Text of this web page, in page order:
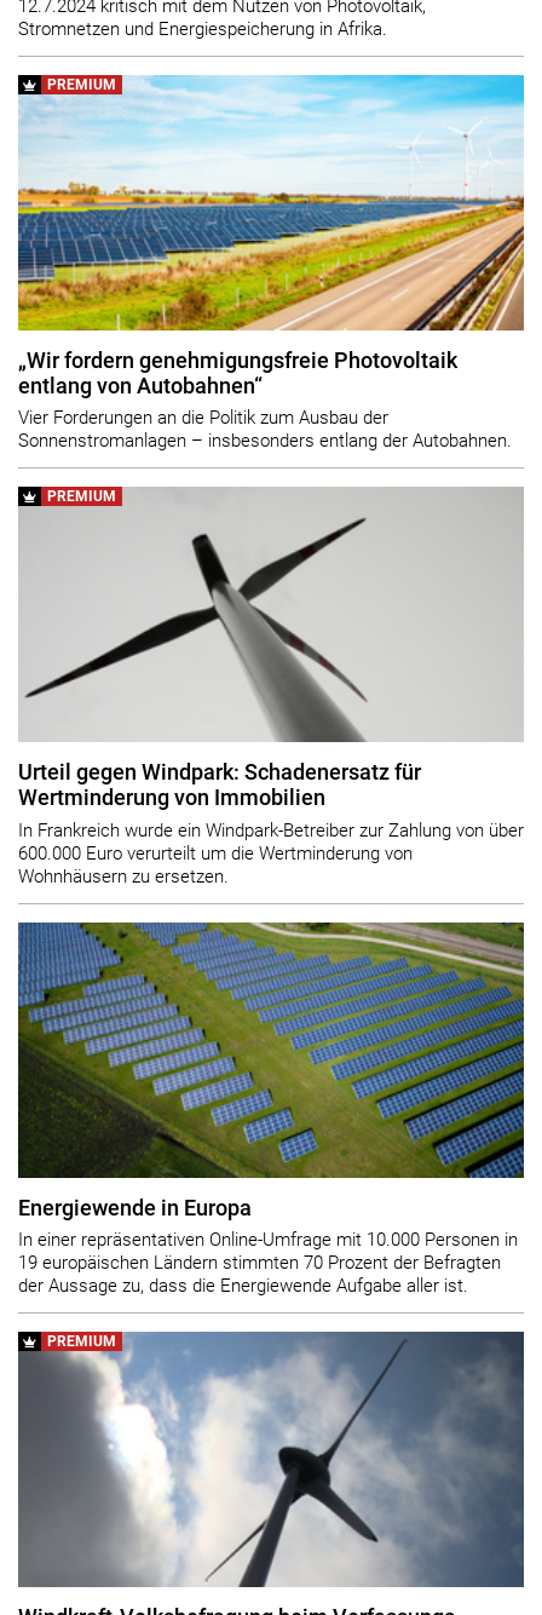
12.7.2024 kritisch mit dem Nutzen von Photovoltaik,
Stromnetzen und Energiespeicherung in Afrika.
PREMIUM
„Wir fordern genehmigungsfreie Photovoltaik
entlang von Autobahnen“
Vier Forderungen an die Politik zum Ausbau der
Sonnenstromanlagen – insbesonders entlang der Autobahnen.
PREMIUM
Urteil gegen Windpark: Schadenersatz für
Wertminderung von Immobilien
In Frankreich wurde ein Windpark-Betreiber zur Zahlung von über
600.000 Euro verurteilt um die Wertminderung von
Wohnhäusern zu ersetzen.
Energiewende in Europa
In einer repräsentativen Online-Umfrage mit 10.000 Personen in
19 europäischen Ländern stimmten 70 Prozent der Befragten
der Aussage zu, dass die Energiewende Aufgabe aller ist.
PREMIUM